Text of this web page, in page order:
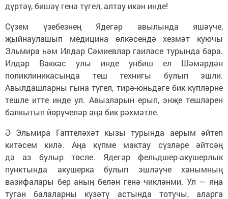
дүртәү, бишәү генә түгел, алтау икән инде!
Сүзем үзебезнең Ядегәр авылында яшәүче,
җыйнаулашып медицина өлкәсендә хезмәт куючы
Эльмира һәм Илдар Сәмиевлар гаиләсе турында бара.
Илдар Ваккас улы инде унбиш ел Шәмәрдән
поликлиникасында теш технигы булып эшли.
Авылдашларны гына түгел, тирә-юньдәге бик күпләрне
тешле итте инде ул. Авызларын ерып, энҗе тешләрен
балкытып йөрүчеләр аңа бик рәхмәтле.
Ә Эльмира Гаптеләхәт кызы турында аерым әйтеп
китәсем килә. Аңа күпме мактау сүзләре әйтсәң
дә аз булыр төсле. Ядегәр фельдшер-акушерлык
пунктында акушерка булып эшләүче ханымның
вазифалары бер аның белән генә чикләнми. Ул — яңа
туган балаларны күзәтү астында тотучы, аларга